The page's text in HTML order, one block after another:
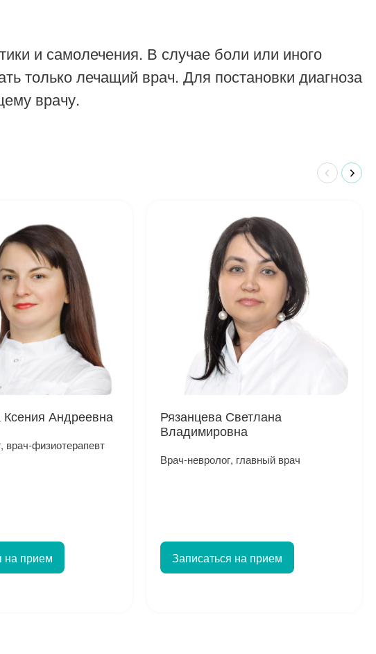
и самолечения. В случае боли или иного
только лечащий врач. Для постановки диагноза
врачу.
Андреевна
врач-физиотерапевт
на прием
Рязанцева Светлана
Владимировна
Врач-невролог, главный врач
Записаться на прием